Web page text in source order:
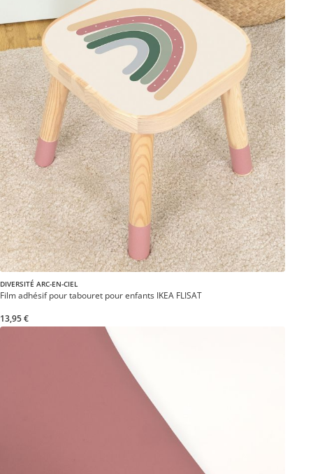
DIVERSITÉ ARC-EN-CIEL
Film adhésif pour tabouret pour enfants IKEA FLISAT
13,95 €